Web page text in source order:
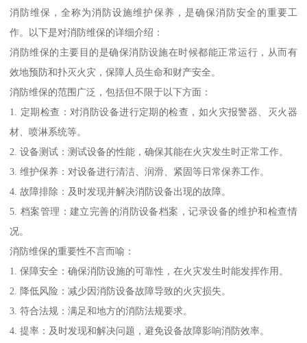
消防维保，全称为消防设施维护保养，是确保消防安全的重要工
作。以下是对消防维保的详细介绍：
消防维保的主要目的是确保消防设施在时候都能正常运行，从而有
效地预防和扑灭火灾，保障人员生命和财产安全。
消防维保的范围广泛，包括但不限于以下方面：
1. 定期检查：对消防设备进行定期的检查，如火灾报警器、灭火器
材、喷淋系统等。
2. 设备测试：测试设备的性能，确保其能在火灾发生时正常工作。
3. 维护保养：对设备进行清洁、润滑、紧固等日常保养工作。
4. 故障排除：及时发现并解决消防设备出现的故障。
5. 档案管理：建立完善的消防设备档案，记录设备的维护和检查情
况。
消防维保的重要性不言而喻：
1. 保障安全：确保消防设施的可靠性，在火灾发生时能发挥作用。
2. 降低风险：减少因消防设备故障导致的火灾损失。
3. 符合法规：满足和地方的消防法规要求。
4. 提率：及时发现和解决问题，避免设备故障影响消防效率。